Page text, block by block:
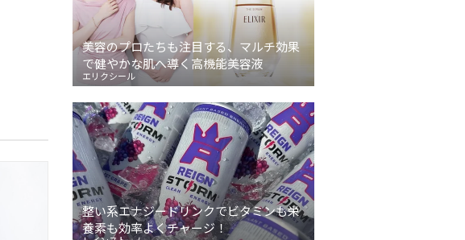
美容のプロたちも注目する、マルチ効果
で健やかな肌へ導く高機能美容液
エリクシール
整い系エナジードリンクでビタミンも栄
養素も効率よくチャージ！